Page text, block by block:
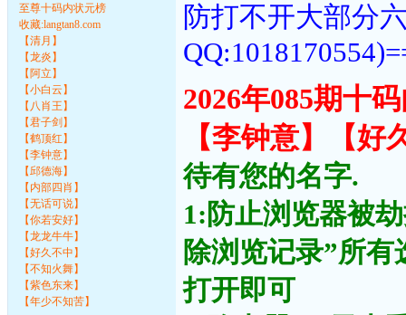
至尊十码内状元榜
收藏:langtan8.com
【清月】
【龙炎】
【阿立】
【小白云】
【八肖王】
【君子剑】
【鹤顶红】
【李钟意】
【邱德海】
【内部四肖】
【无话可说】
【你若安好】
【龙龙牛牛】
【好久不中】
【不知火舞】
【紫色东来】
【年少不知苦】
防打不开大部分
2026年085期十
【李钟意】【
待有您的名字.
1:防止浏览器被
除浏览记录”所
打开即可